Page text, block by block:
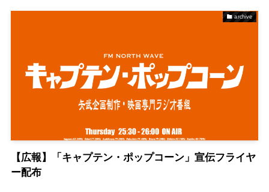
archive
【広報】「キャプテン・ポップコーン」宣伝フライヤ
ー配布